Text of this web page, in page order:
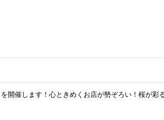
開催します！心ときめくお店が勢ぞろい！桜が彩